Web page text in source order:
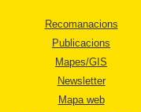
Recomanacions
Publicacions
Mapes/GIS
Newsletter
Mapa web